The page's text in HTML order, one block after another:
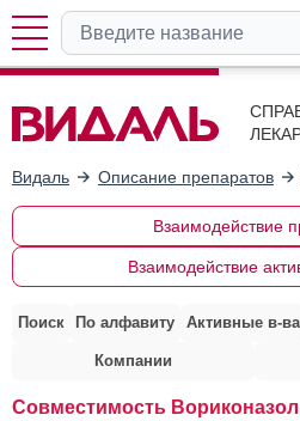
Видаль Описание препаратов
Взаимодействие
Взаимодействие
Поиск По алфавиту Активные в-ва
Компании
Совместимость